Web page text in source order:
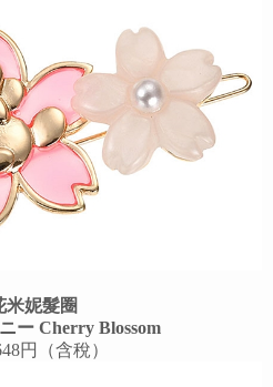
米妮髮圈
ー Cherry Blossom
円（含稅）